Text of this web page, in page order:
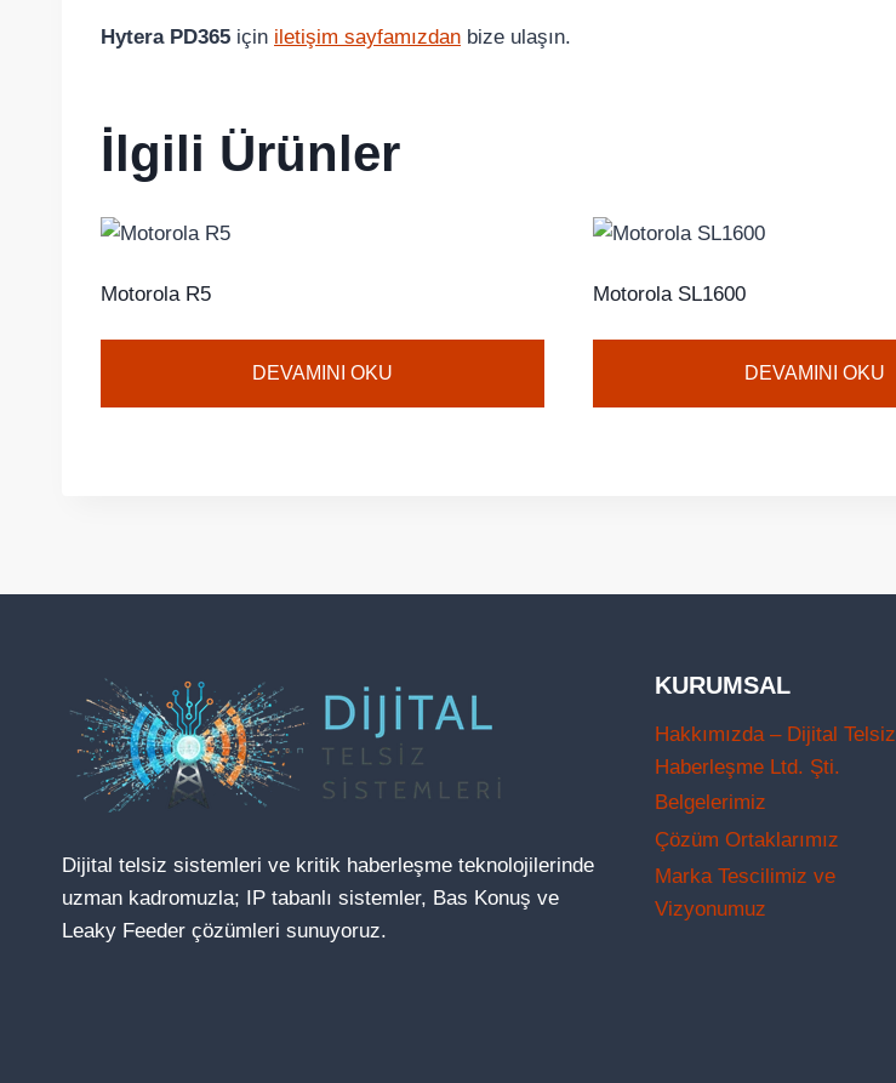
Hytera PD365 için iletişim sayfamızdan bize ulaşın.
İlgili Ürünler
Motorola R5
DEVAMINI OKU
Motorola SL1600
DEVAMINI OKU
Dijital telsiz sistemleri ve kritik haberleşme teknolojilerinde
uzman kadromuzla; IP tabanlı sistemler, Bas Konuş ve
Leaky Feeder çözümleri sunuyoruz.
KURUMSAL
Hakkımızda – Dijital Telsiz
Haberleşme Ltd. Şti.
Belgelerimiz
Çözüm Ortaklarımız
Marka Tescilimiz ve
Vizyonumuz